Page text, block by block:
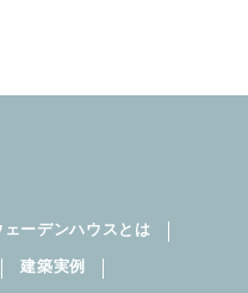
ェーデンハウスとは
建築実例